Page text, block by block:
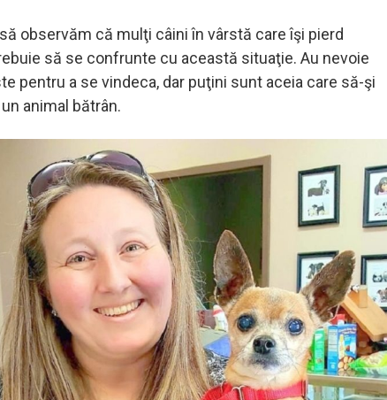
observăm că mulţi câini în vârstă care îşi pierd
să se confrunte cu această situaţie. Au nevoie
pentru a se vindeca, dar puţini sunt aceia care să-şi
animal bătrân.